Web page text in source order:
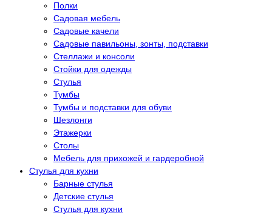
Полки
Садовая мебель
Садовые качели
Садовые павильоны, зонты, подставки
Стеллажи и консоли
Стойки для одежды
Стулья
Тумбы
Тумбы и подставки для обуви
Шезлонги
Этажерки
Столы
Мебель для прихожей и гардеробной
Стулья для кухни
Барные стулья
Детские стулья
Стулья для кухни